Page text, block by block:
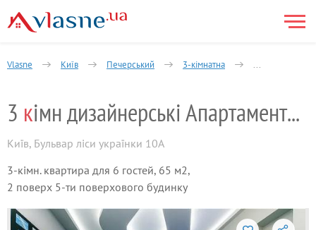
Vlasne Київ Печерський 3-кімнатна 3 кімн
3 кімн дизайнерські Апартаменти в центрі
Київ, Бульвар ліси українки 10А
3-кімн. квартира для 6 гостей, 65 м2,
2 поверх 5-ти поверхового будинку